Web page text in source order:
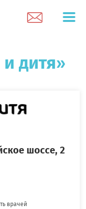
дитя»
шоссе, 2
врачей